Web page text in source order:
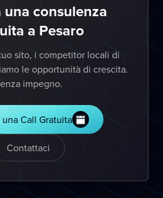
consulenza
a Pesaro
sito, i competitor locali di
le opportunità di crescita.
impegno.
una Call Gratuita
Contattaci